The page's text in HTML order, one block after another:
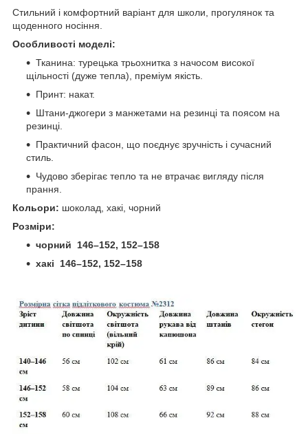
Стильний і комфортний варіант для школи, прогулянок та
щоденного носіння.
Особливості моделі:
Тканина: турецька трьохнитка з начосом високої
щільності (дуже тепла), преміум якість.
Принт: накат.
Штани-джогери з манжетами на резинці та поясом на
резинці.
Практичний фасон, що поєднує зручність і сучасний
стиль.
Чудово зберігає тепло та не втрачає вигляду після
прання.
Кольори: шоколад, хакі, чорний
Розміри:
чорний 146–152, 152–158
хакі 146–152, 152–158